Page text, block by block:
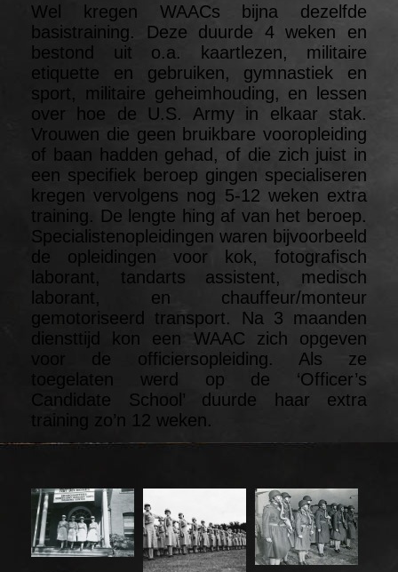
Wel kregen WAACs bijna dezelfde
basistraining. Deze duurde 4 weken en
bestond uit o.a. kaartlezen, militaire
etiquette en gebruiken, gymnastiek en
sport, militaire geheimhouding, en lessen
over hoe de U.S. Army in elkaar stak.
Vrouwen die geen bruikbare vooropleiding
of baan hadden gehad, of die zich juist in
een specifiek beroep gingen specialiseren
kregen vervolgens nog 5-12 weken extra
training. De lengte hing af van het beroep.
Specialistenopleidingen waren bijvoorbeeld
de opleidingen voor kok, fotografisch
laborant, tandarts assistent, medisch
laborant, en chauffeur/monteur
gemotoriseerd transport. Na 3 maanden
diensttijd kon een WAAC zich opgeven
voor de officiersopleiding. Als ze
toegelaten werd op de ‘Officer’s
Candidate School’ duurde haar extra
training zo’n 12 weken.